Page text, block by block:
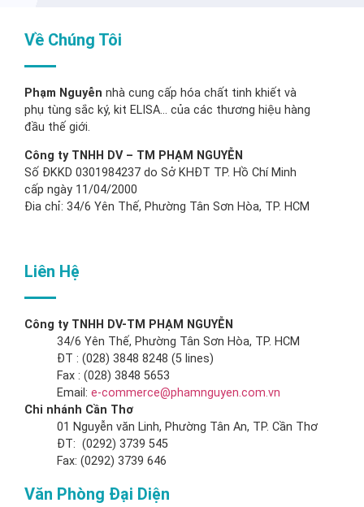
Về Chúng Tôi
Phạm Nguyễn nhà cung cấp hóa chất tinh khiết và
phụ tùng sắc ký, kit ELISA… của các thương hiệu hàng
đầu thế giới.
Công ty TNHH DV – TM PHẠM NGUYỄN
Số ĐKKD 0301984237 do Sở KHĐT TP. Hồ Chí Minh
cấp ngày 11/04/2000
Đia chỉ: 34/6 Yên Thế, Phường Tân Sơn Hòa, TP. HCM
Liên Hệ
Công ty TNHH DV-TM PHẠM NGUYỄN
34/6 Yên Thế, Phường Tân Sơn Hòa, TP. HCM
ĐT : (028) 3848 8248 (5 lines)
Fax : (028) 3848 5653
Email: e-commerce@phamnguyen.com.vn
Chi nhánh Cần Thơ
01 Nguyễn văn Linh, Phường Tân An, TP. Cần Thơ
ĐT: (0292) 3739 545
Fax: (0292) 3739 646
Văn Phòng Đại Diện